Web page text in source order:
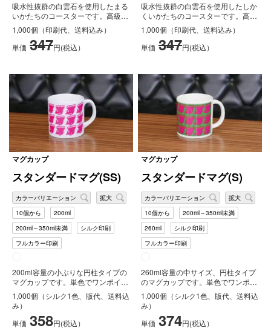
吸水性抜群の白雲石を使用したまる
いかたちのコースターです。高級感
があり、裏面にはコルクの土台が加
工し...
1,000個（印刷代、送料込み）
単価 347円(税込）
吸水性抜群の白雲石を使用したしか
くいかたちのコースターです。高級
感があり、裏面にはコルクの土台が
加工...
1,000個（印刷代、送料込み）
単価 347円(税込）
マグカップ
スタンダードマグ(SS)
カラーバリエーション
拡大
10個から
200ml
200ml～350ml未満
シルク印刷
フルカラー印刷
200ml容量の小ぶりな円柱タイプの
マグカップです。単色でワンポイン
ト印刷からフルカラーでの大きな
印...
1,000個（シルク1色、版代、送料込
み）
単価 358円(税込）
マグカップ
スタンダードマグ(S)
カラーバリエーション
拡大
10個から
200ml～350ml未満
260ml
シルク印刷
フルカラー印刷
260ml容量の中サイズ、円柱タイプ
のマグカップです。単色でワンポイ
ント印刷からフルカラーでの大き
な...
1,000個（シルク1色、版代、送料込
み）
単価 374円(税込）